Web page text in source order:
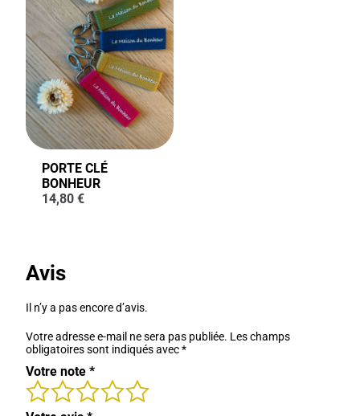
PORTE CLÉ
BONHEUR
14,80 €
Avis
Il n’y a pas encore d’avis.
Votre adresse e-mail ne sera pas publiée. Les champs
obligatoires sont indiqués avec*
Votre note *